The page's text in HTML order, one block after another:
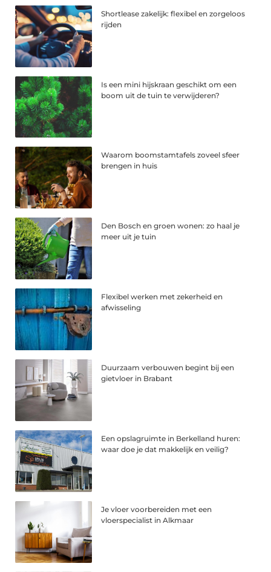
Shortlease zakelijk: flexibel en zorgeloos
rijden
Is een mini hijskraan geschikt om een
boom uit de tuin te verwijderen?
Waarom boomstamtafels zoveel sfeer
brengen in huis
Den Bosch en groen wonen: zo haal je
meer uit je tuin
Flexibel werken met zekerheid en
afwisseling
Duurzaam verbouwen begint bij een
gietvloer in Brabant
Een opslagruimte in Berkelland huren:
waar doe je dat makkelijk en veilig?
Je vloer voorbereiden met een
vloerspecialist in Alkmaar